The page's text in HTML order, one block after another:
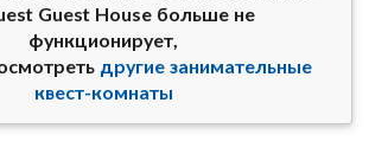
Guest House больше не
функционирует,
другие занимательные
квест-комнаты